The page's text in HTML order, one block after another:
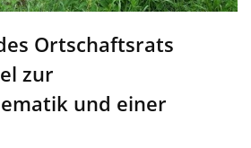
Ortschaftsrats
zur
und einer